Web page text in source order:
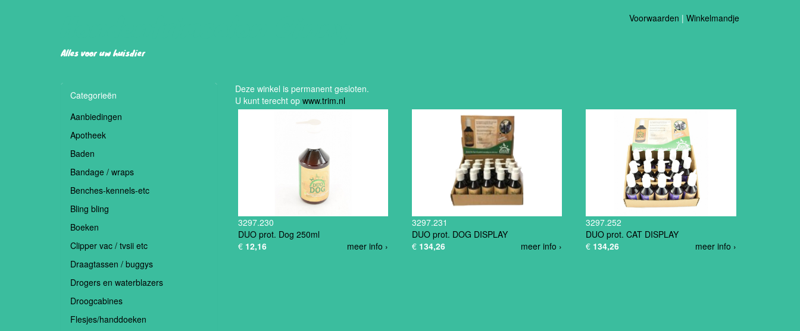
Alles voor uw huisdier
Voorwaarden | Winkelmandje
Categorieën
Aanbiedingen
Apotheek
Baden
Bandage / wraps
Benches-kennels-etc
Bling bling
Boeken
Clipper vac / tvsii etc
Draagtassen / buggys
Drogers en waterblazers
Droogcabines
Flesjes/handdoeken
Deze winkel is permanent gesloten.
U kunt terecht op www.trim.nl
3297.230
DUO prot. Dog 250ml
meer info ›
€ 12,16
3297.231
DUO prot. DOG DISPLAY
meer info ›
€ 134,26
3297.252
DUO prot. CAT DISPLAY
meer info ›
€ 134,26